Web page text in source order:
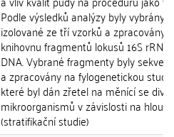
Podle výsledků analýzy byly vybrány
izolované ze tří vzorků a zpracovány
knihovnu fragmentů lokusů 16S
DNA. Vybrané fragmenty byly
a zpracovány na fylogenetickou
které byl dán zřetel na měnící se
mikroorganismů v závislosti na
(stratifikační studie)